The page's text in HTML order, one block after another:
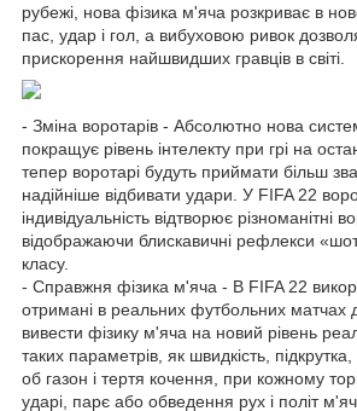
рубежі, нова фізика м'яча розкриває в
пас, удар і гол, а вибуховою ривок
прискорення найшвидших гравців в світі.
- Зміна воротарів - Абсолютно нова
покращує рівень інтелекту при грі на
тепер воротарі будуть приймати більш
надійніше відбивати удари. У FIFA 22
індивідуальність відтворює різноманітні
відображаючи блискавичні рефлекси
класу.
- Справжня фізика м'яча - В FIFA 22
отримані в реальних футбольних матчах
вивести фізику м'яча на новий рівень
таких параметрів, як швидкість, підкрутка,
об газон і тертя кочення, при кожному
ударі, парє або обведення рух і політ